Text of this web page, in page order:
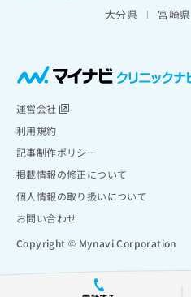
大分県
宮崎県
運営会社
利用規約
記事制作ポリシー
掲載情報の修正について
個人情報の取り扱いについて
お問い合わせ
Copyright © Mynavi Corporation